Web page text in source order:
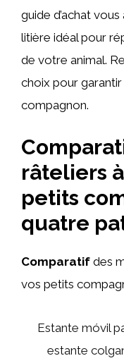
guide d’achat
litière idéal pour
de votre animal.
choix pour
compagnon.
râteliers
petits
quatre
Comparatif des
vos petits
Estante móvil
estante